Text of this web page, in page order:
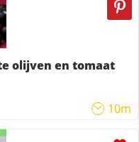
olijven en tomaat
10m